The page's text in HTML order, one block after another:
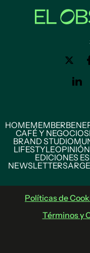
HOMEMEMBER
CAFÉ Y NEGOCIOS
BRAND STUDIO
LIFESTYLEOPINIÓN
EDICIONES
NEWSLETTERS
Políticas de
Términos y